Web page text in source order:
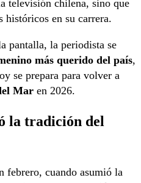
televisión chilena, sino que
históricos en su carrera.
pantalla, la periodista se
más querido del país,
se prepara para volver a
Mar en 2026.
la tradición del
febrero, cuando asumió la